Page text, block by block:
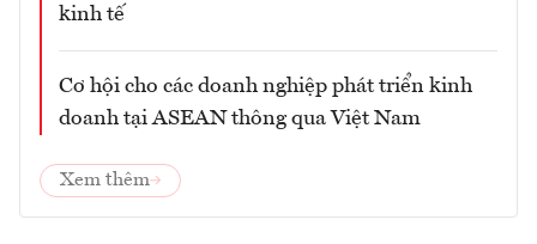
kinh tế
Cơ hội cho các doanh nghiệp phát triển kinh
doanh tại ASEAN thông qua Việt Nam
Xem thêm